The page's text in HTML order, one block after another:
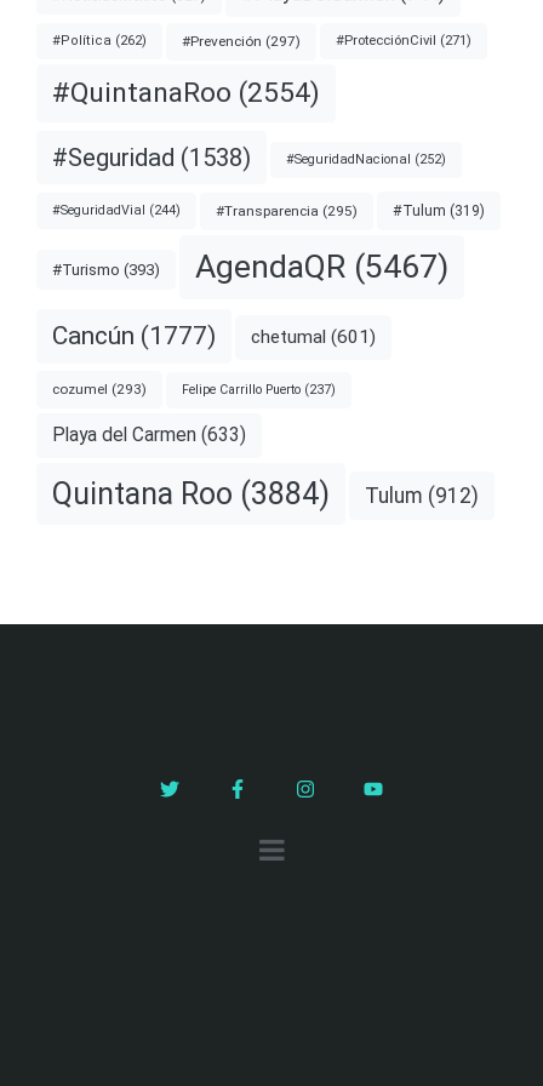
#Política (262) #Prevención (297) #ProtecciónCivil (271)
#QuintanaRoo (2554)
#Seguridad (1538) #SeguridadNacional (252)
#SeguridadVial (244) #Transparencia (295) #Tulum (319)
#Turismo (393) AgendaQR (5467)
Cancún (1777) chetumal (601)
cozumel (293) Felipe Carrillo Puerto (237)
Playa del Carmen (633)
Quintana Roo (3884) Tulum (912)